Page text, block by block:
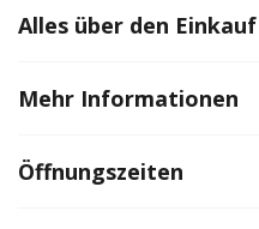
Alles über den Einkauf
Mehr Informationen
Öffnungszeiten